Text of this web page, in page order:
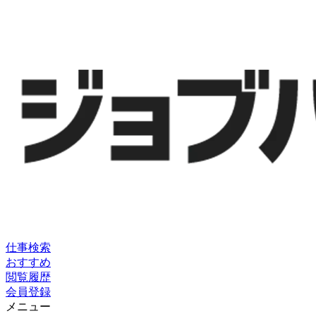
仕事検索
おすすめ
閲覧履歴
会員登録
メニュー